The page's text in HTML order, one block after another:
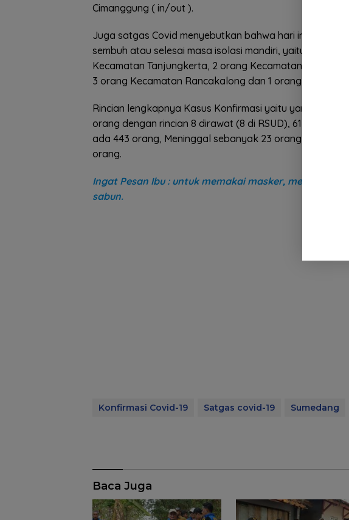
Cimanggung ( in/out ).
Juga satgas Covid menyebutkan bahwa hari ini ada 11
sembuh atau selesai masa isolasi mandiri, yaitu 2 orang
Kecamatan Tanjungkerta, 2 orang Kecamatan
3 orang Kecamatan Rancakalong dan 1 orang
Rincian lengkapnya Kasus Konfirmasi yaitu yang masih
orang dengan rincian 8 dirawat (8 di RSUD), 61 isolasi
ada 443 orang, Meninggal sebanyak 23 orang, dan
orang.
Ingat Pesan Ibu : untuk memakai masker, menjaga
sabun.
Konfirmasi Covid-19 Satgas covid-19 Sumedang
Baca Juga